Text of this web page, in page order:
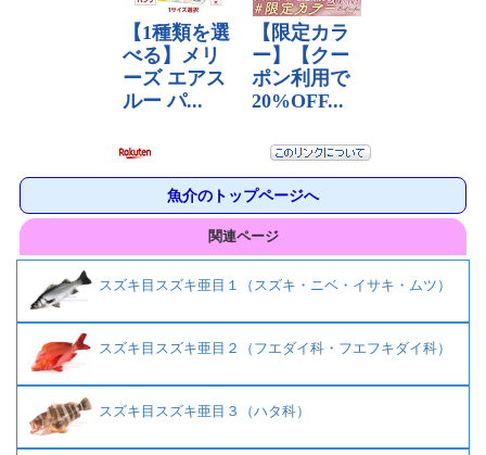
魚介のトップページへ
関連ページ
スズキ目スズキ亜目１（スズキ・ニベ・イサキ・ムツ）
スズキ目スズキ亜目２（フエダイ科・フエフキダイ科）
スズキ目スズキ亜目３（ハタ科）